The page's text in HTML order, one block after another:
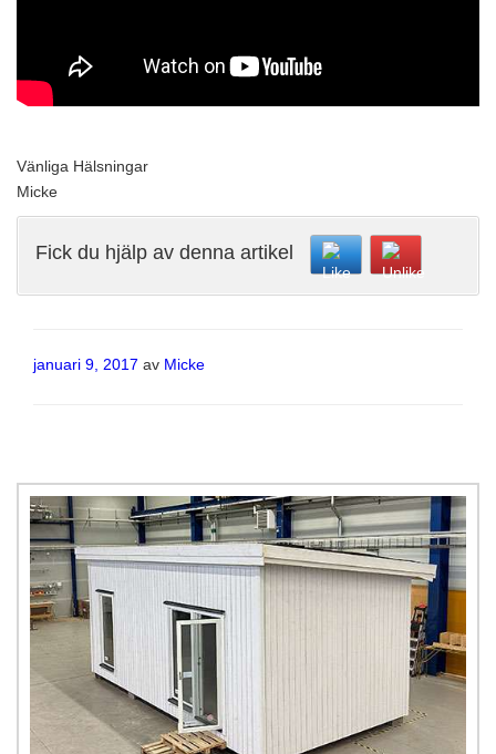
Vänliga Hälsningar
Micke
Fick du hjälp av denna artikel
Publicerat
januari 9, 2017 av Micke